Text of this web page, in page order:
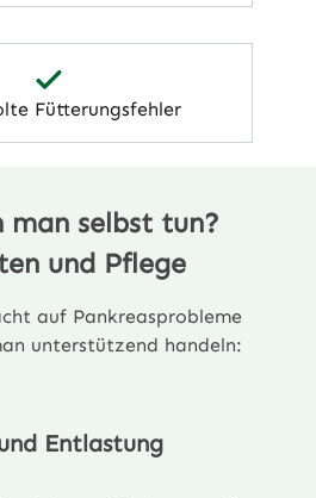
Fütterungsfehler
man selbst tun?
und Pflege
auf Pankreasprobleme
unterstützend handeln:
Entlastung